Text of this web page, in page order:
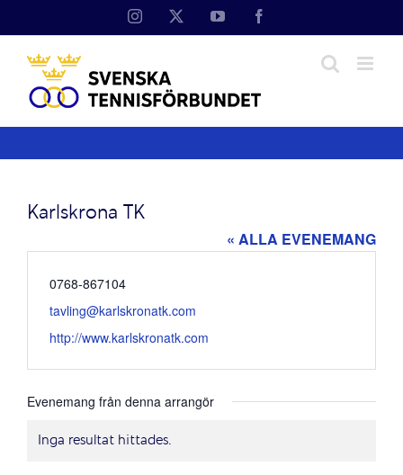
Instagram YouTube
Karlskrona TK
« ALLA EVENEMANG
Telefonnummer
0768-867104
Email
tavling@karlskronatk.com
Website
http://www.karlskronatk.com
Evenemang från denna arrangör
Notis
Inga resultat hittades.